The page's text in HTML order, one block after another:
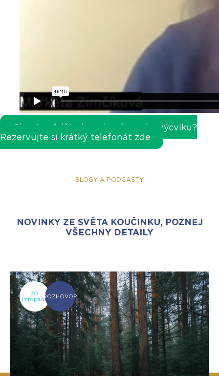
Chcete vědět více o koučovacím výcviku?
Rezervujte si krátký telefonát zde
BLOGY A PODCASTY
NOVINKY ZE SVĚTA KOUČINKU, POZNEJ
VŠECHNY DETAILY
30.
listopaduROZHOVOR